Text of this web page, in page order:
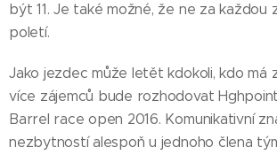
být 11. Je také možné, že ne za každou
poletí.
Jako jezdec může letět kdokoli, kdo má
více zájemců bude rozhodovat
Barrel race open 2016. Komunikativní
nezbytností alespoň u jednoho člena